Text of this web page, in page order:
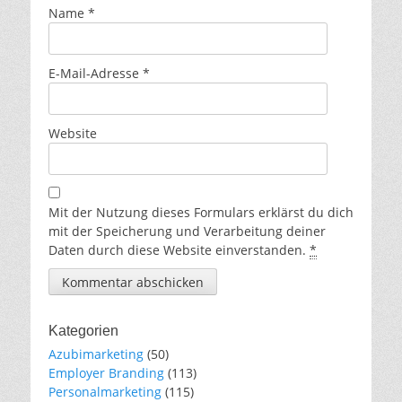
Name *
E-Mail-Adresse *
Website
Mit der Nutzung dieses Formulars erklärst du dich
mit der Speicherung und Verarbeitung deiner
Daten durch diese Website einverstanden. *
Kategorien
Azubimarketing (50)
Employer Branding (113)
Personalmarketing (115)